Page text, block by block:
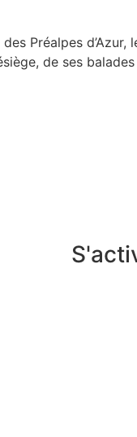
Préalpes
de ses